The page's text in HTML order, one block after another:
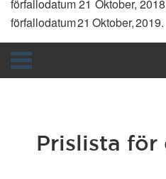
förfallodatum 21 Oktober,
förfallodatum 21 Oktober, 2019.
Prislista